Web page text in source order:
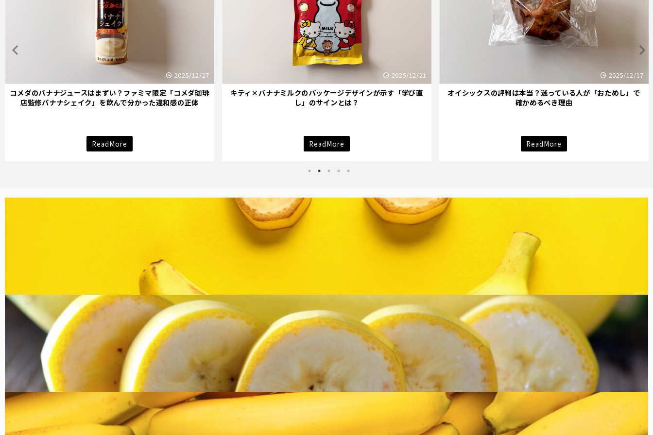
2025/12/21
キティ×バナナミルクのパッケージデザインが示す「学び直
し」のサインとは？
ReadMore
2025/12/17
オイシックスの評判は本当？迷っている人が「おためし」で
確かめるべき理由
ReadMore
2025/
バナナ好きならどっちを選ぶ？セブンイレブンとファミリー
マートのバナナアイスをパッケージ デザインで選び分ける
ReadMore
コラム
健康・美容